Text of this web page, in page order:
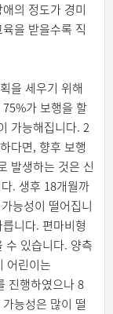
의 정도가 경미
을 받을수록 직
을 세우기 위해
가 보행을 할
가능해집니다. 2
다면, 향후 보행
발생하는 것은 신
. 생후 18개월까
능성이 떨어집니
니다. 편마비형
수 있습니다. 양측
어린이는
진행하였으나 8
능성은 많이 떨